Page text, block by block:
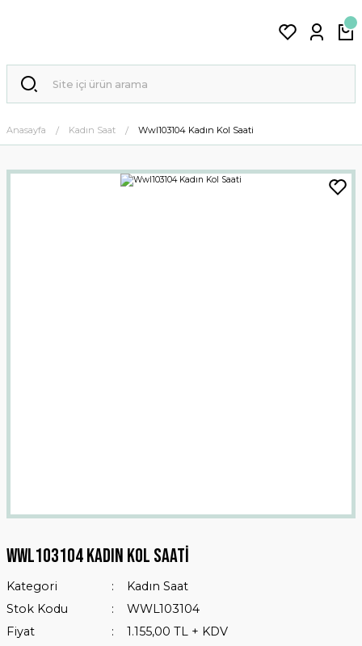
Anasayfa Kadın Saat Wwl103104 Kadın Kol Saati
Wwl103104 Kadın Kol Saati
Kategori
Kadın Saat
Stok Kodu
WWL103104
Fiyat
1.155,00 TL + KDV